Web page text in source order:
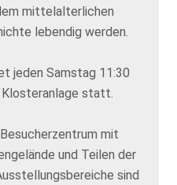
mittelalterlichen
lebendig werden.
jeden Samstag 11:30
Klosteranlage statt.
mit
und Teilen der
sind